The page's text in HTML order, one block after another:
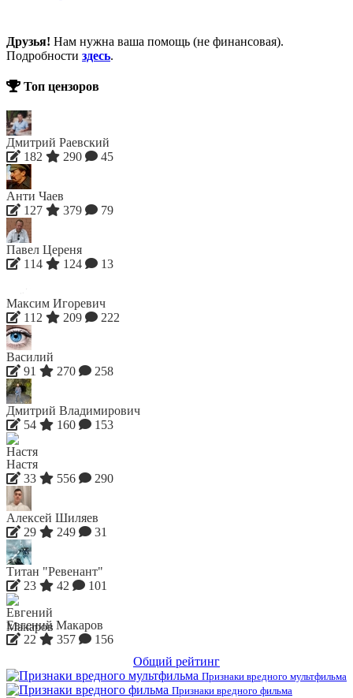
Друзья! Нам нужна ваша помощь (не финансовая).
Подробности здесь.
Топ цензоров
Дмитрий Раевский
182
290 45
Анти Чаев
127
379 79
Павел Цереня
114
124 13
Максим Игоревич
112
209 222
Василий
91
270 258
Дмитрий Владимирович
54
160 153
Настя
33
556 290
Алексей Шиляев
29
249 31
Титан "Ревенант"
23
42 101
Евгений Макаров
22
357
156
Общий рейтинг
Признаки вредного мультфильма
Признаки вредного фильма